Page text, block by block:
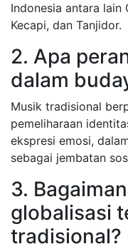
Indonesia antara lain
Kecapi, dan Tanjidor.
2. Apa
dalam
Musik tradisional
pemeliharaan
ekspresi emosi,
sebagai jembatan
3.
globalisasi
tradisional?